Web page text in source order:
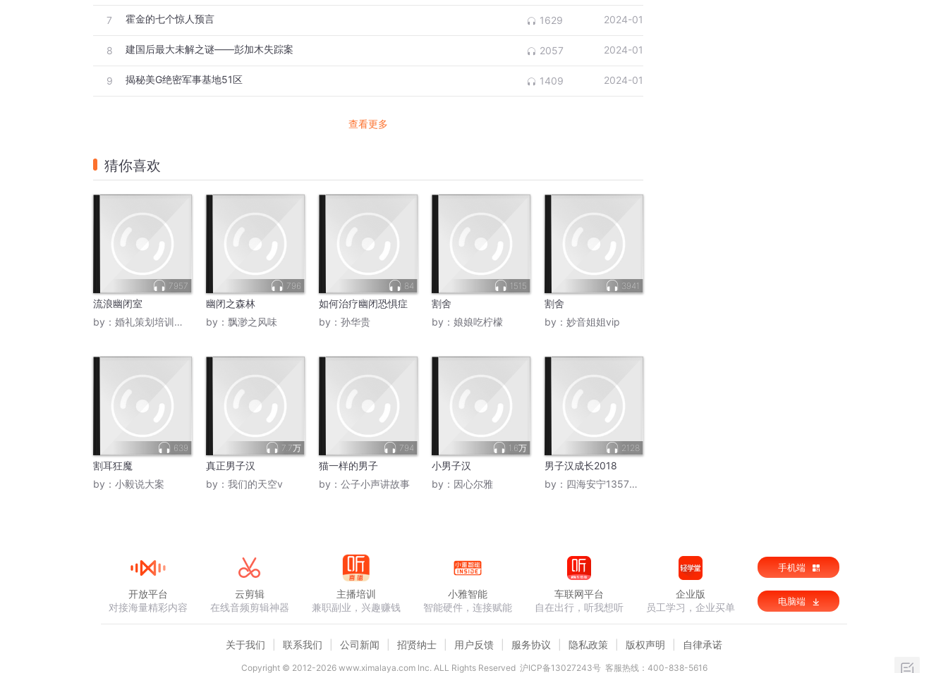
7 霍金的七个惊人预言 1629 2024-01
8 建国后最大未解之谜——彭加木失踪案 2057 2024-01
9 揭秘美G绝密军事基地51区 1409 2024-01
查看更多
猜你喜欢
7957
流浪幽闭室
by： 婚礼策划培训主持王晖
796
幽闭之森林
by： 飘渺之风味
84
如何治疗幽闭恐惧症
by： 孙华贵
1515
割舍
by： 娘娘吃柠檬
3941
割舍
by： 妙音姐姐vip
639
割耳狂魔
by： 小毅说大案
7.7万
真正男子汉
by： 我们的天空v
794
猫一样的男子
by： 公子小声讲故事
1.6万
小男子汉
by： 因心尔雅
2128
男子汉成长2018
by： 四海安宁1357655
开放平台
对接海量精彩内容
云剪辑
在线音频剪辑神器
主播培训
兼职副业，兴趣赚钱
小雅智能
智能硬件，连接赋能
车联网平台
自在出行，听我想听
企业版
员工学习，企业买单
手机端
电脑端
关于我们 联系我们 公司新闻 招贤纳士 用户反馈 服务协议 隐私政策 版权声明 自律承诺
Copyright © 2012-2026www.ximalaya.com lnc. ALL Rights Reserved 沪ICP备13027243号 客服热线：400-838-5616